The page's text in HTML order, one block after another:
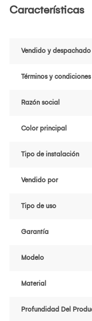
Características
Vendido y
Términos y condiciones
Razón social
Color principal
Tipo de instalación
Vendido por
Tipo de uso
Garantía
Modelo
Material
Profundidad Del